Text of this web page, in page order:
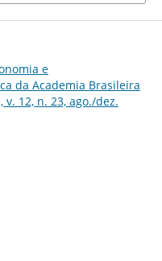
e
da Academia Brasileira
12, n. 23, ago./dez.